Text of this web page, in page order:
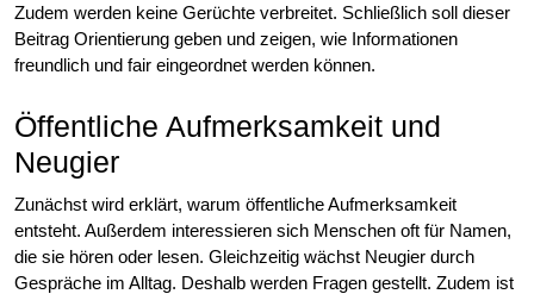
Zudem werden keine Gerüchte verbreitet. Schließlich soll dieser
Beitrag Orientierung geben und zeigen, wie Informationen
freundlich und fair eingeordnet werden können.
Öffentliche Aufmerksamkeit und
Neugier
Zunächst wird erklärt, warum öffentliche Aufmerksamkeit
entsteht. Außerdem interessieren sich Menschen oft für Namen,
die sie hören oder lesen. Gleichzeitig wächst Neugier durch
Gespräche im Alltag. Deshalb werden Fragen gestellt. Zudem ist